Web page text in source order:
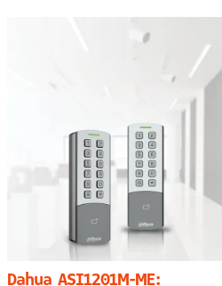
Dahua ASI1201M-ME: